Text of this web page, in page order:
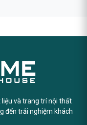
liệu và trang trí nội thất
đến trải nghiệm khách